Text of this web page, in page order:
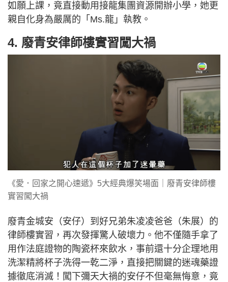
如願上課，竟直接動用接龍集團資源開辦小學，她更
親自化身為嚴厲的「Ms.龍」執教。
4. 廢青安律師樓實習闖大禍
《愛．回家之開心速遞》5大經典爆笑場面｜廢青安律師樓
實習闖大禍
廢青金城安（安仔）到好兄弟朱凌凌爸爸（朱展）的
律師樓實習，再次發揮驚人破壞力。他不僅隨手拿了
用作法庭證物的陶瓷杯來飲水，事前還十分企理地用
洗潔精將杯子洗得一乾二淨，直接把關鍵的迷魂藥證
據徹底消滅！闖下彌天大禍的安仔不但毫無悔意，竟